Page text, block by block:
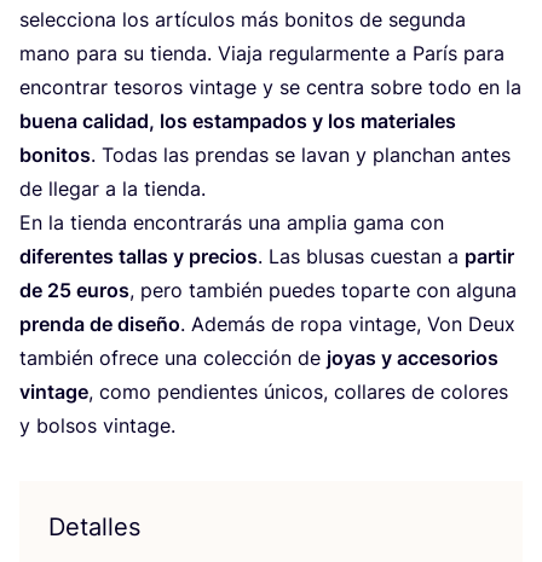
selec­cio­na los artícu­los más boni­tos de segun­da
mano para su tien­da. Via­ja regu­lar­men­te a París para
encon­trar teso­ros vin­ta­ge y se cen­tra sobre todo en la
bue­na cali­dad, los estam­pa­dos y los mate­ria­les
boni­tos. Todas las pren­das se lavan y plan­chan antes
de lle­gar a la tienda.
En la tien­da encon­tra­rás una amplia gama con
dife­ren­tes tallas y pre­cios. Las blu­sas cues­tan a par­tir
de 25 euros, pero tam­bién pue­des topar­te con algu­na
pren­da de dise­ño. Ade­más de ropa vin­ta­ge, Von Deux
tam­bién ofre­ce una colec­ción de joyas y acce­so­rios
vin­ta­ge, como pen­dien­tes úni­cos, colla­res de colo­res
y bol­sos vintage.
Detalles